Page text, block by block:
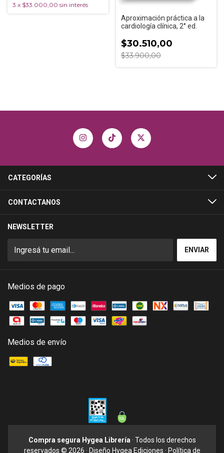
3 x $33.000,00 sin interés
Aproximación práctica a la
cardiología clínica, 2° ed.
$30.510,00
$33.900,00
CATEGORÍAS
CONTACTANOS
NEWSLETTER
Medios de pago
Medios de envío
Compra segura Hygea Librería · Todos los derechos
reservados © 2026 · Diseño Hygea Ediciones · Política de